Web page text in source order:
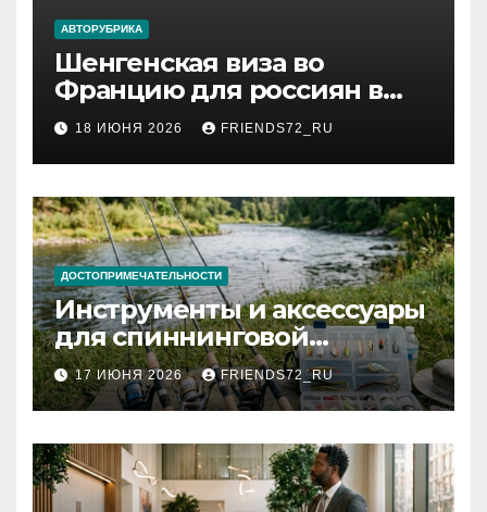
АВТОРУБРИКА
Шенгенская виза во
Францию для россиян в
2026 году: сроки от 3 дней
и список необходимых
документов
18 ИЮНЯ 2026 FRIENDS72_RU
ДОСТОПРИМЕЧАТЕЛЬНОСТИ
Инструменты и аксессуары
для спиннинговой
рыбалки: назначение и
типы
17 ИЮНЯ 2026 FRIENDS72_RU